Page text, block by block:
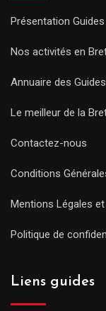
Présentation
Nos activités en
Annuaire des
Le meilleur de la
Contactez-nous
Conditions
Mentions Légales et
Politique de
Liens guides